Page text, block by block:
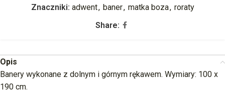
Znaczniki: adwent, baner, matka boza, roraty
Share:
Opis
Banery wykonane z dolnym i górnym rękawem. Wymiary: 100 x
190 cm.